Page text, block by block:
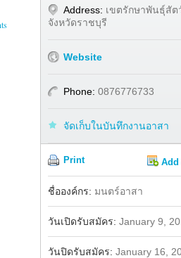
Address: เขตรักษาพันธุ์สั
จังหวัดราชบุรี
Website
Phone: 0876776733
จัดเก็บในบันทึกงานอาสา
Print Add
Facebook
ชื่อองค์กร: มนตร์อาสา
วันเปิดรับสมัคร: January 9,
วันปิดรับสมัคร: January 16,